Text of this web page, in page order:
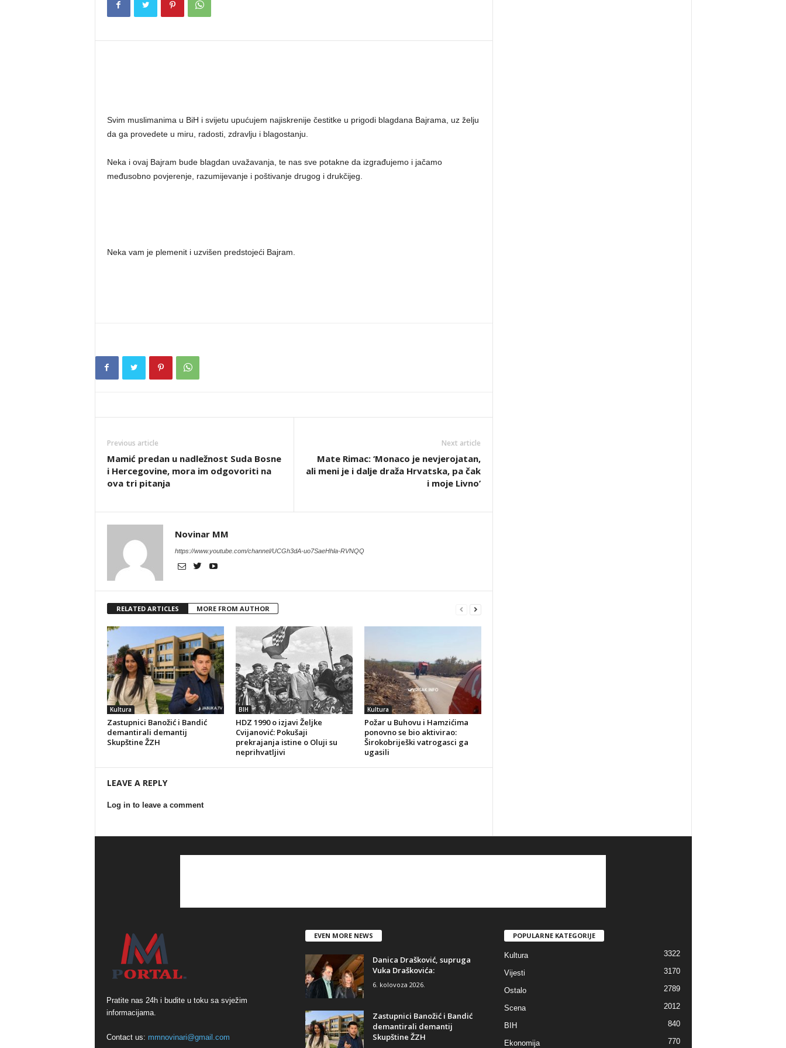
Svim muslimanima u BiH i svijetu upućujem najiskrenije čestitke u prigodi blagdana Bajrama, uz želju
da ga provedete u miru, radosti, zdravlju i blagostanju.
Neka i ovaj Bajram bude blagdan uvažavanja, te nas sve potakne da izgrađujemo i jačamo
međusobno povjerenje, razumijevanje i poštivanje drugog i drukčijeg.
Neka vam je plemenit i uzvišen predstojeći Bajram.
Previous article
Mamić predan u nadležnost Suda Bosne
i Hercegovine, mora im odgovoriti na
ova tri pitanja
Next article
Mate Rimac: ‘Monaco je nevjerojatan,
ali meni je i dalje draža Hrvatska, pa čak
i moje Livno’
Novinar MM
https://www.youtube.com/channel/UCGh3dA-uo7SaeHhla-RVNQQ
RELATED ARTICLES MORE FROM AUTHOR
Kultura
Zastupnici Banožić i Bandić
demantirali demantij
Skupštine ŽZH
BIH
HDZ 1990 o izjavi Željke
Cvijanović: Pokušaji
prekrajanja istine o Oluji su
neprihvatljivi
Kultura
Požar u Buhovu i Hamzićima
ponovno se bio aktivirao:
Širokobriješki vatrogasci ga
ugasili
LEAVE A REPLY
Log in to leave a comment
Pratite nas 24h i budite u toku sa svježim
informacijama.
Contact us: mmnovinari@gmail.com
EVEN MORE NEWS
Danica Drašković, supruga
Vuka Draškovića:
6. kolovoza 2026.
Zastupnici Banožić i Bandić
demantirali demantij
Skupštine ŽZH
POPULARNE KATEGORIJE
Kultura 3322
Vijesti 3170
Ostalo 2789
Scena 2012
BIH 840
Ekonomija 770